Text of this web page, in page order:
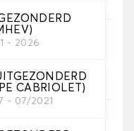
- 2026
CABRIOLET)
- 07/2021